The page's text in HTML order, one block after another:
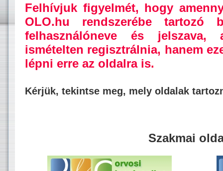
Felhívjuk figyelmét, hogy
OLO.hu rendszerébe tartozó
felhasználóneve és jelszava,
ismételten regisztrálnia, hanem
lépni erre az oldalra is.
Kérjük, tekintse meg, mely oldalak
Szakmai